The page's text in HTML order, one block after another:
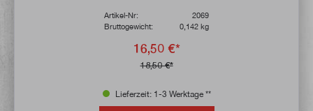
Artikel-Nr:
2069
Bruttogewicht:
0,142 kg
16,50 €*
18,50 €*
Lieferzeit: 1-3 Werktage **